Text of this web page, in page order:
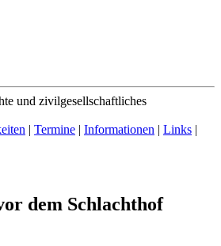
und zivilgesellschaftliches
| Termine | Informationen | Links |
dem Schlachthof